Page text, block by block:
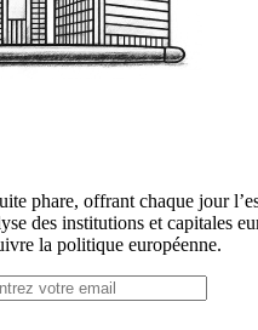
phare, offrant chaque jour
des institutions et capitales
la politique européenne.